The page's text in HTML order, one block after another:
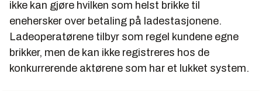
ikke kan gjøre hvilken som helst brikke til
enehersker over betaling på ladestasjonene.
Ladeoperatørene tilbyr som regel kundene egne
brikker, men de kan ikke registreres hos de
konkurrerende aktørene som har et lukket system.